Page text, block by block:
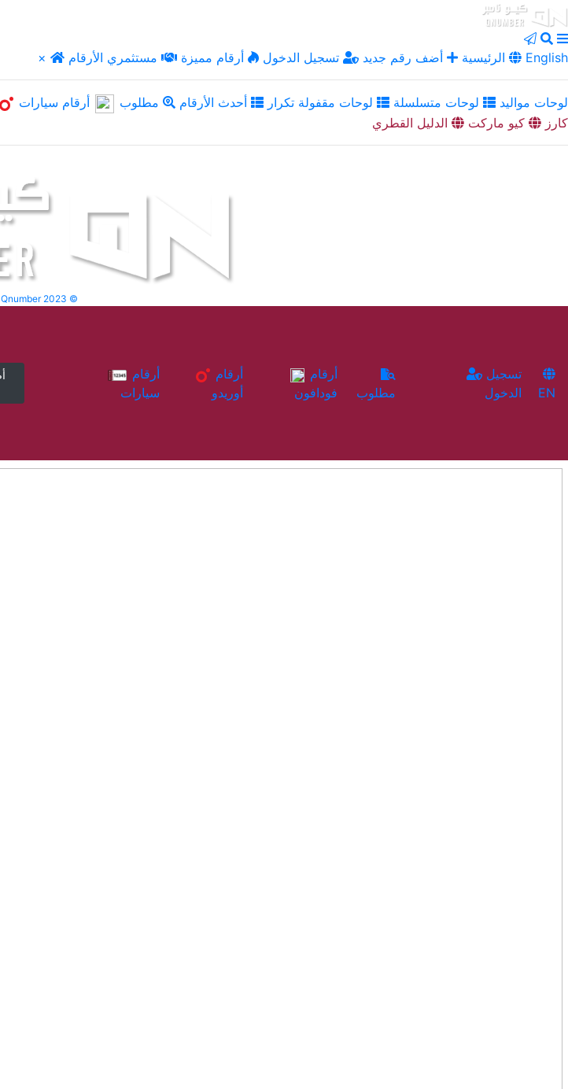
× الرئيسية أضف رقم جديد تسجيل الدخول أرقام مميزة مستثمري الأرقام English
لوحات مواليد لوحات متسلسلة لوحات مقفولة تكرار أحدث الأرقام مطلوب أرقام سيارات
كارز
كيو ماركت الدليل القطري
Qnumber 2023 ©
سيارات
أوريدو
فودافون
مطلوب
الدخول
EN